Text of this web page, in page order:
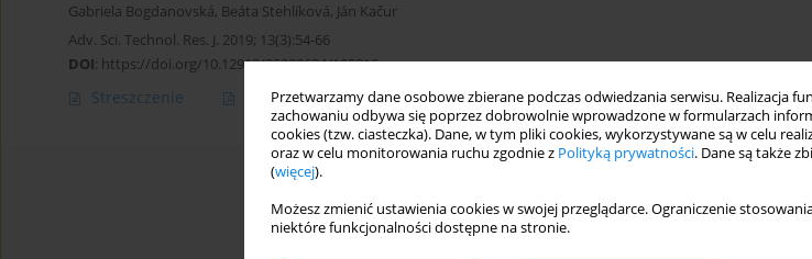
Przetwarzamy dane osobowe zbierane podczas odwiedzania serwisu. Realizacja
zachowaniu odbywa się poprzez dobrowolnie wprowadzone w formularzach
cookies (tzw. ciasteczka). Dane, w tym pliki cookies, wykorzystywane są w celu
oraz w celu monitorowania ruchu zgodnie z Polityką prywatności. Dane są także
(więcej).
Możesz zmienić ustawienia cookies w swojej przeglądarce. Ograniczenie
niektóre funkcjonalności dostępne na stronie.
Gabriela Bogdanovská, Beáta Stehlíková, Ján Kačur
Adv. Sci. Technol. Res. J. 2019; 13(3):54-66
DOI: https://doi.org/10.12913/22998624/109816
Streszczenie Artykuł(PDF)